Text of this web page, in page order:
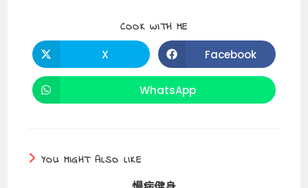
b
o
h
a
t
A
p
p
Li
n
COOK WITH ME
Opens
in
a
X Opens
in
a
Facebook
Opens
in
WhatsApp
YOU MIGHT ALSO LIKE